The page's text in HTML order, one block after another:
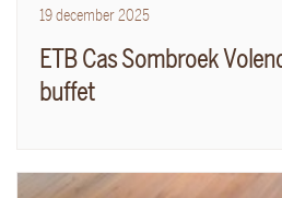
19 december 2025
ETB Cas Sombroek
buffet